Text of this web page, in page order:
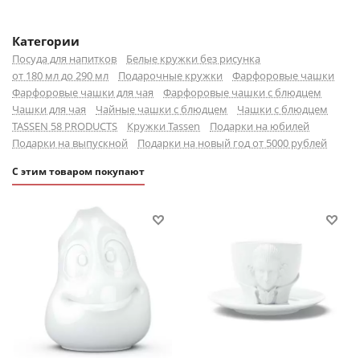
Категории
Посуда для напитков
Белые кружки без рисунка
от 180 мл до 290 мл
Подарочные кружки
Фарфоровые чашки
Фарфоровые чашки для чая
Фарфоровые чашки с блюдцем
Чашки для чая
Чайные чашки с блюдцем
Чашки с блюдцем
TASSEN 58 PRODUCTS
Кружки Tassen
Подарки на юбилей
Подарки на выпускной
Подарки на новый год от 5000 рублей
С этим товаром покупают